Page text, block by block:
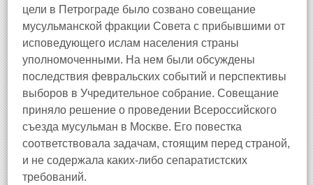
цели в Петрограде было созвано совещание
мусульманской фракции Совета с прибывшими от
исповедующего ислам населения страны
уполномоченными. На нем были обсуждены
последствия февральских событий и перспективы
выборов в Учредительное собрание. Совещание
приняло решение о проведении Всероссийского
съезда мусульман в Москве. Его повестка
соответствовала задачам, стоящим перед страной,
и не содержала каких-либо сепаратистских
требований.